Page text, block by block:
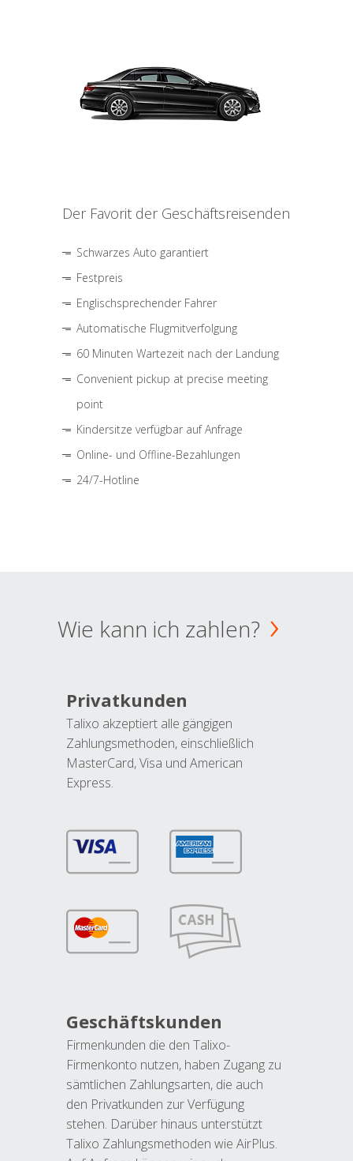
Der Favorit der Geschäftsreisenden
Schwarzes Auto garantiert
Festpreis
Englischsprechender Fahrer
Automatische Flugmitverfolgung
60 Minuten Wartezeit nach der Landung
Convenient pickup at precise meeting
point
Kindersitze verfügbar auf Anfrage
Online- und Offline-Bezahlungen
24/7-Hotline
Wie kann ich zahlen?
Privatkunden
Talixo akzeptiert alle gängigen
Zahlungsmethoden, einschließlich
MasterCard, Visa und American
Express.
Geschäftskunden
Firmenkunden die den Talixo-
Firmenkonto nutzen, haben Zugang zu
sämtlichen Zahlungsarten, die auch
den Privatkunden zur Verfügung
stehen. Darüber hinaus unterstützt
Talixo Zahlungsmethoden wie AirPlus.